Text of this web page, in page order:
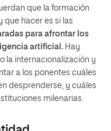
que la formación
que hacer es si las
para afrontar los
artificial. Hay
la internacionalización y
a los ponentes cuáles
desprenderse, y cuáles
milenarias.